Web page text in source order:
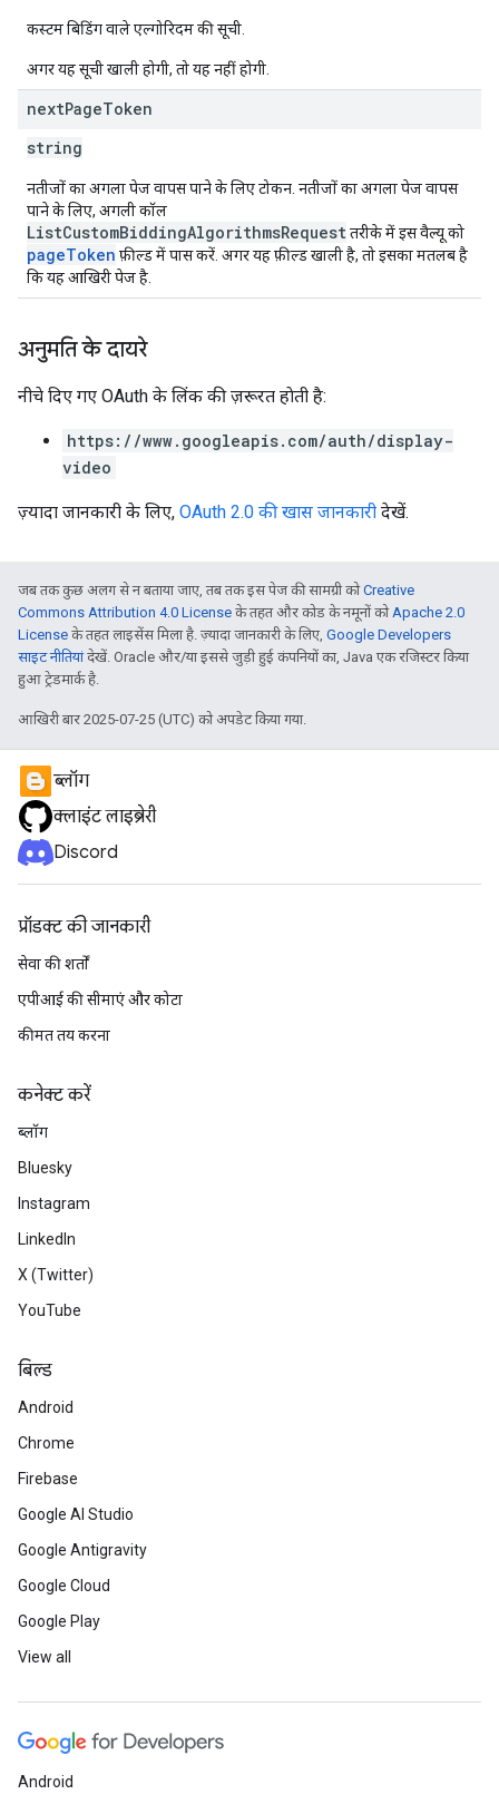
कस्टम बिडिंग वाले एल्गोरिदम की सूची.
अगर यह सूची खाली होगी, तो यह नहीं होगी.
nextPageToken
string
नतीजों का अगला पेज वापस पाने के लिए टोकन. नतीजों का अगला पेज वापस
पाने के लिए, अगली कॉल
ListCustomBiddingAlgorithmsRequestतरीके में इस वैल्यू को
pageToken फ़ील्ड में पास करें. अगर यह फ़ील्ड खाली है, तो इसका मतलब है
कि यह आखिरी पेज है.
अनुमति के दायरे
नीचे दिए गए OAuth के लिंक की ज़रूरत हाेती है:
https://www.googleapis.com/auth/display-
video
ज़्यादा जानकारी के लिए, OAuth 2.0 की खास जानकारी देखें.
जब तक कुछ अलग से न बताया जाए, तब तक इस पेज की सामग्री कोCreative
Commons Attribution 4.0 License के तहत और कोड के नमूनों कोApache 2.0
License के तहत लाइसेंस मिला है. ज़्यादा जानकारी के लिए, Google Developers
साइट नीतियांदेखें. Oracle और/या इससे जुड़ी हुई कंपनियों का, Java एक रजिस्टर किया
हुआ ट्रेडमार्क है.
आखिरी बार 2025-07-25 (UTC) को अपडेट किया गया.
ब्लॉग
क्लाइंट लाइब्रेरी
Discord
प्रॉडक्ट की जानकारी
सेवा की शर्तों
एपीआई की सीमाएं और कोटा
कीमत तय करना
कनेक्ट करें
ब्लॉग
Bluesky
Instagram
LinkedIn
X (Twitter)
YouTube
बिल्ड
Android
Chrome
Firebase
Google AI Studio
Google Antigravity
Google Cloud
Google Play
View all
Android